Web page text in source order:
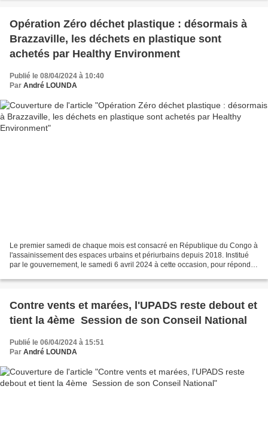
Opération Zéro déchet plastique : désormais à
Brazzaville, les déchets en plastique sont
achetés par Healthy Environment
Publié le 08/04/2024 à 10:40
Par André LOUNDA
Le premier samedi de chaque mois est consacré en République du Congo à
l'assainissement des espaces urbains et périurbains depuis 2018. Institué
par le gouvernement, le samedi 6 avril 2024 à cette occasion, pour répondre
Contre vents et marées, l'UPADS reste debout et
tient la 4ème Session de son Conseil National
Publié le 06/04/2024 à 15:51
Par André LOUNDA